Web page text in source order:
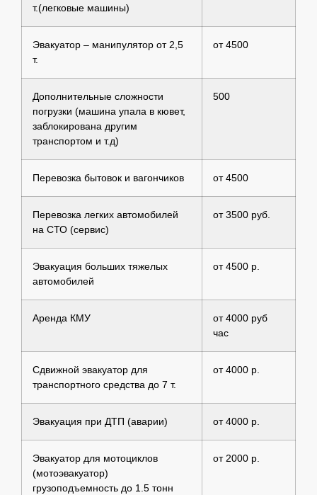
т.(легковые машины)
Эвакуатор – манипулятор от 2,5
т.
от 4500
Дополнительные сложности
погрузки (машина упала в кювет,
заблокирована другим
транспортом и т.д)
500
Перевозка бытовок и вагончиков от 4500
Перевозка легких автомобилей
на СТО (сервис)
от 3500 руб.
Эвакуация больших тяжелых
автомобилей
от 4500 р.
Аренда КМУ
от 4000 руб
час
Сдвижной эвакуатор для
транспортного средства до 7 т.
от 4000 р.
Эвакуация при ДТП (аварии) от 4000 р.
Эвакуатор для мотоциклов
(мотоэвакуатор)
грузоподъемность до 1.5 тонн
от 2000 р.